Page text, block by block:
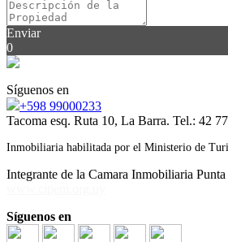
Enviar
0
Síguenos en
+598 99000233
Tacoma esq. Ruta 10, La Barra. Tel.: 42
Inmobiliaria habilitada por el Ministerio de
Integrante de la Camara Inmobiliaria
Síguenos en